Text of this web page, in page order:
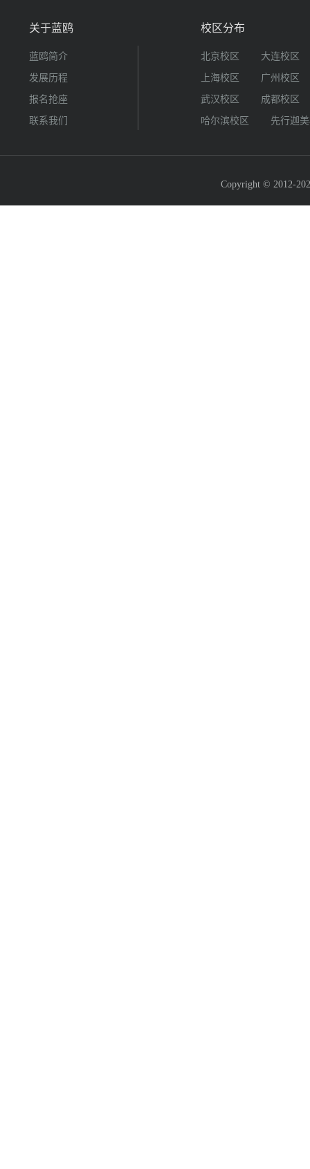
关于蓝鸥
蓝鸥简介
发展历程
报名抢座
联系我们
校区分布
北京校区 大连校区
上海校区 广州校区
武汉校区 成都校区
哈尔滨校区 先行迦
Copyright © 2012-